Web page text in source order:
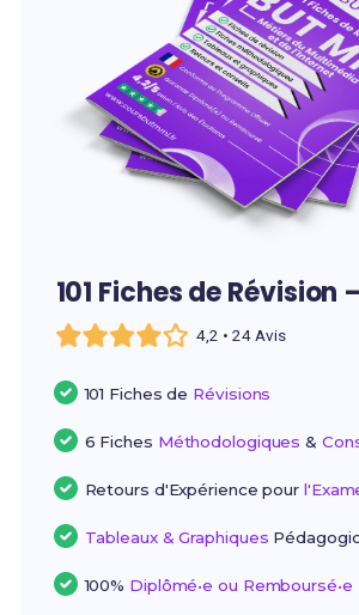
101 Fiches de Révision –
4,2 • 24 Avis
101 Fiches de Révisions
6 Fiches Méthodologiques &
Retours d'Expérience pour
Tableaux & Graphiques
100% Diplômé•e ou Remboursé•e